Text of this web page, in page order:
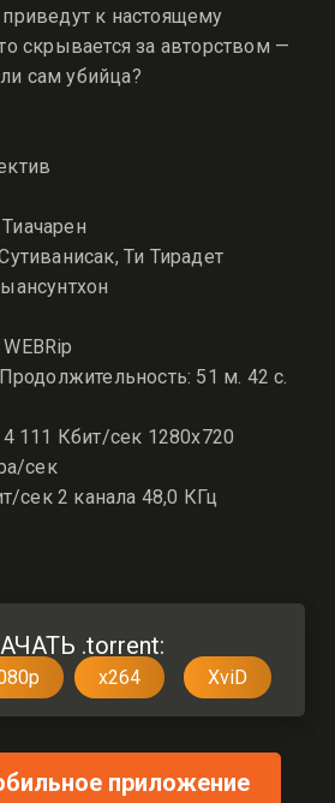
к настоящему
скрывается за авторством —
сам убийца?
Ти Тирадет
51 м. 42 с.
111 Кбит/сек 1280x720
сек
сек 2 канала 48,0 КГц
.torrent:
x264 XviD
приложение